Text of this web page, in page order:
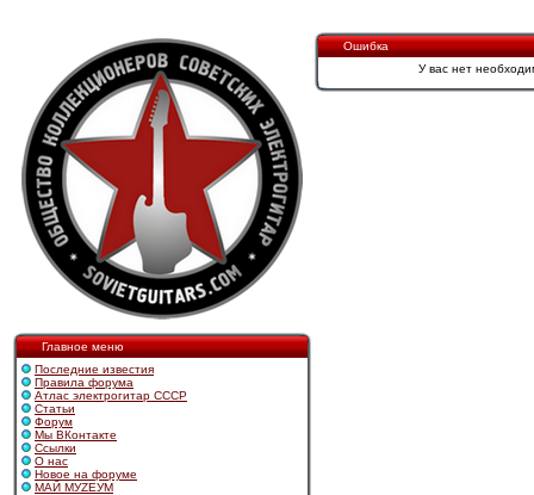
Главное меню
Последние известия
Правила форума
Атлас электрогитар СССР
Статьи
Форум
Мы ВКонтакте
Ссылки
О нас
Новое на форуме
МАЙ МУZЕУМ
Ошибка
У вас нет